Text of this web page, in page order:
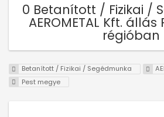
0 Betanított / Fizikai /
AEROMETAL Kft.
régióban
Betanított / Fizikai / Segédmunka
Pest megye